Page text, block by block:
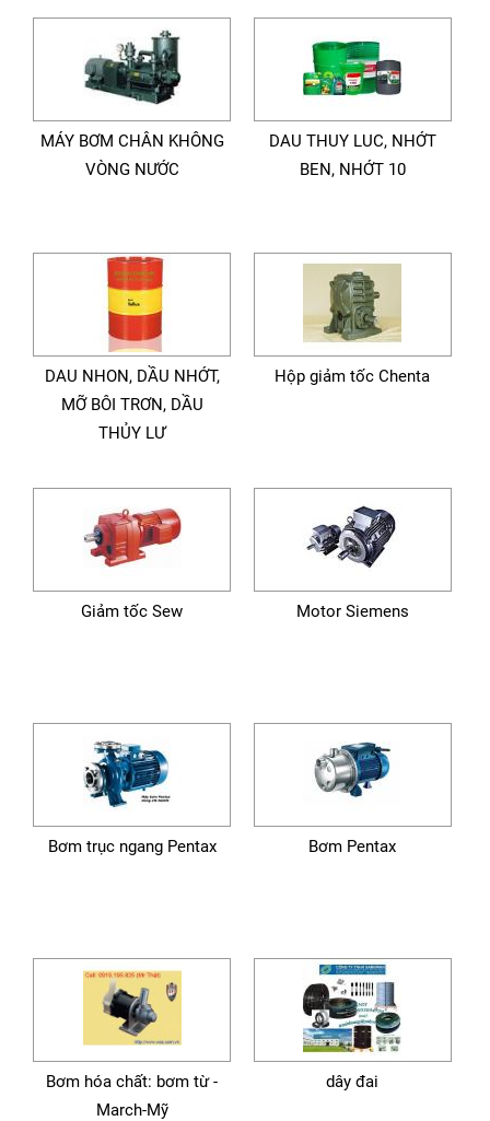
MÁY BƠM CHÂN KHÔNG
VÒNG NƯỚC
DAU THUY LUC, NHỚT
BEN, NHỚT 10
DAU NHON, DẦU NHỚT,
MỠ BÔI TRƠN, DẦU
THỦY LƯ
Hộp giảm tốc Chenta
Giảm tốc Sew Motor Siemens
Bơm trục ngang Pentax Bơm Pentax
Bơm hóa chất: bơm từ -
March-Mỹ
dây đai